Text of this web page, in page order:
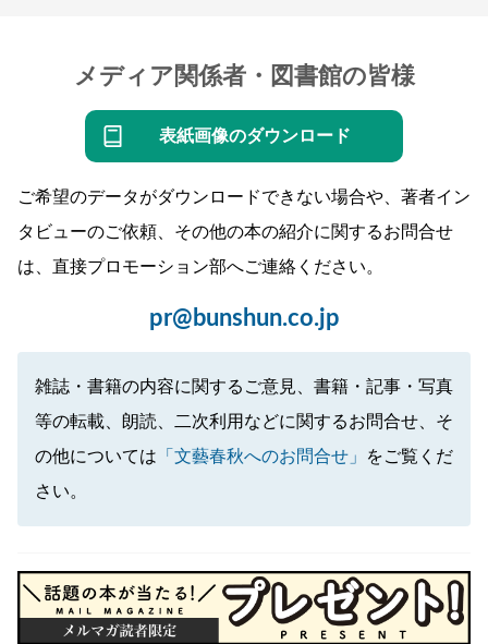
メディア関係者・図書館の皆様
表紙画像のダウンロード
ご希望のデータがダウンロードできない場合や、著者イン
タビューのご依頼、その他の本の紹介に関するお問合せ
は、直接プロモーション部へご連絡ください。
pr@bunshun.co.jp
雑誌・書籍の内容に関するご意見、書籍・記事・写真
等の転載、朗読、二次利用などに関するお問合せ、そ
の他については 「文藝春秋へのお問合せ」
をご覧くだ
さい。